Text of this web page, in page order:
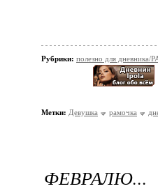
Рубрики: полезно для
Метки: Девушка рамочка
ФЕВРАЛЮ...